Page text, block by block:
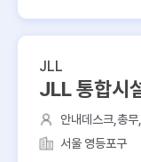
JLL
JLL 통합시
안내데스크,총
서울 영등포구